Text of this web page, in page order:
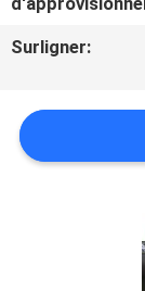
UNE
CASE
Surligner: